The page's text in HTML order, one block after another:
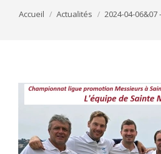
Vous êtes ici :
Accueil Actualités 2024-04-06&07